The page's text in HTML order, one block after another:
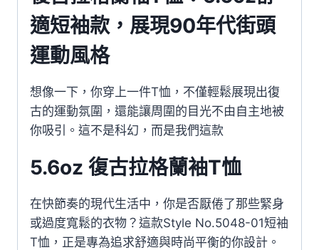
適短袖款，展現90年代街頭
運動風格
想像一下，你穿上一件T恤，不僅輕鬆展現出復
古的運動氛圍，還能讓周圍的目光不由自主地被
你吸引。這不是科幻，而是我們這款
5.6oz 復古拉格蘭袖T恤
在快節奏的現代生活中，你是否厭倦了那些緊身
或過度寬鬆的衣物？這款Style No.5048-01短袖
T恤，正是專為追求舒適與時尚平衡的你設計。